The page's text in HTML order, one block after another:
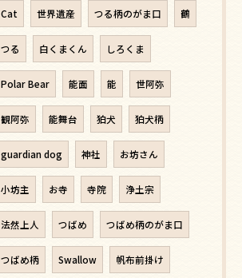
Cat 世界遺産 つる柄のがま口 鶴
つる 白くまくん しろくま
Polar Bear 能面 能 世阿弥
観阿弥 能舞台 狛犬 狛犬柄
guardian dog 神社 お坊さん
小坊主 お寺 寺院 浄土宗
法然上人 つばめ つばめ柄のがま口
つばめ柄 Swallow 帆布前掛け